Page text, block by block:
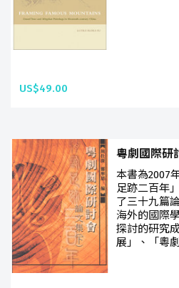
US$49.00
粵劇國際研
本書為2007
足跡二百年
了三十九篇
海外的國際
探討的研究
展」、「粵